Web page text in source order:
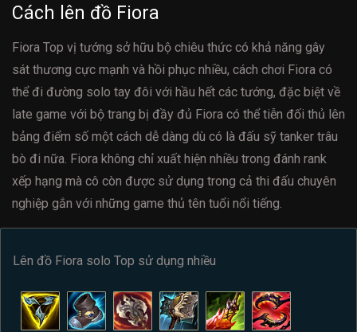
Cách lên đồ Fiora
Fiora Top vị tướng sở hữu bộ chiêu thức có khả năng gây
sát thương cực mạnh và hồi phục nhiều, cách chơi Fiora có
thể đi đường solo tay đôi với hầu hết các tướng, đặc biệt về
late game với bộ trang bị đầy đủ Fiora có thể tiễn đối thủ lên
bảng điểm số một cách dễ dàng dù có là đấu sỹ tanker trâu
bò đi nữa. Fiora không chỉ xuất hiện nhiều trong đánh rank
xếp hạng mà cô còn được sử dụng trong cả thi đấu chuyên
nghiệp gắn với những game thủ tên tuổi nổi tiếng.
Lên đồ Fiora solo Top sử dụng nhiều